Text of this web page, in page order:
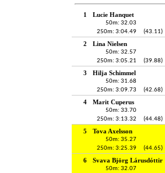
1 Lucie Hanquet
50m: 32.03
250m: 3:04.49
(43.11)
2 Lina Nielsen
50m: 32.57
250m: 3:05.21
(39.88)
3 Hilja Schimmel
50m: 31.68
250m: 3:09.73
(42.68)
4 Marit Cuperus
50m: 33.70
250m: 3:13.32
(44.48)
5 Tova Axelsson
50m: 35.27
250m: 3:25.39
(44.65)
6 Svava Björg Lárusdóttir
50m: 32.07